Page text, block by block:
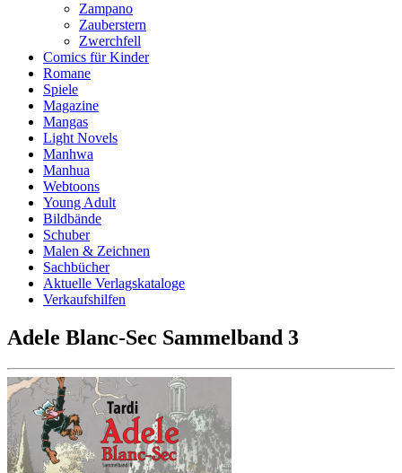
Zampano
Zauberstern
Zwerchfell
Comics für Kinder
Romane
Spiele
Magazine
Mangas
Light Novels
Manhwa
Manhua
Webtoons
Young Adult
Bildbände
Schuber
Malen & Zeichnen
Sachbücher
Aktuelle Verlagskataloge
Verkaufshilfen
Adele Blanc-Sec Sammelband 3